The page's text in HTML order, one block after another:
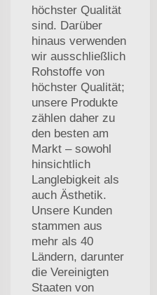
höchster Qualität
sind. Darüber
hinaus verwenden
wir ausschließlich
Rohstoffe von
höchster Qualität;
unsere Produkte
zählen daher zu
den besten am
Markt – sowohl
hinsichtlich
Langlebigkeit als
auch Ästhetik.
Unsere Kunden
stammen aus
mehr als 40
Ländern, darunter
die Vereinigten
Staaten von